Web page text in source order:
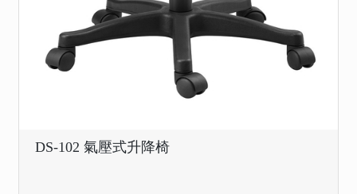
DS-102 氣壓式升降椅